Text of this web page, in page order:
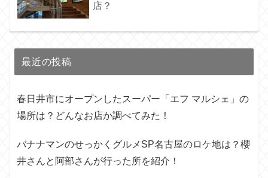
店？
最近の投稿
春日井市にオープンしたスーパー「エフ マルシェ」の
場所は？どんなお店か調べてみた！
バナナマンのせっかくグルメSP名古屋のロケ地は？櫻
井さんと阿部さんが行った所を紹介！